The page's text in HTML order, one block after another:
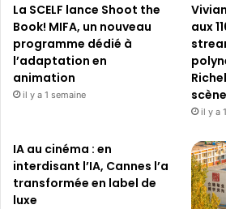
La SCELF lance Shoot the
Book! MIFA, un nouveau
programme dédié à
l’adaptation en
animation
il y a 1 semaine
aux
il y a
IA au cinéma : en
interdisant l’IA, Cannes l’a
transformée en label de
luxe